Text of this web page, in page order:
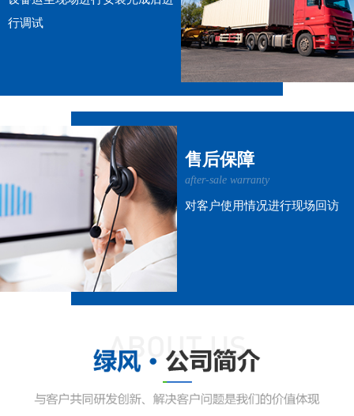
行调试
售后保障
after-sale warranty
对客户使用情况进行现场回访